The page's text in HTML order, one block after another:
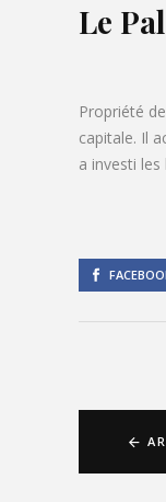
Le
Propriété
capitale. Il
a investi les